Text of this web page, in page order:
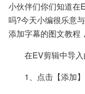
小伙伴们你们知道在
吗?今天小编很乐意
添加字幕的图文教程
在EV剪辑中导入
1、点击【添加】